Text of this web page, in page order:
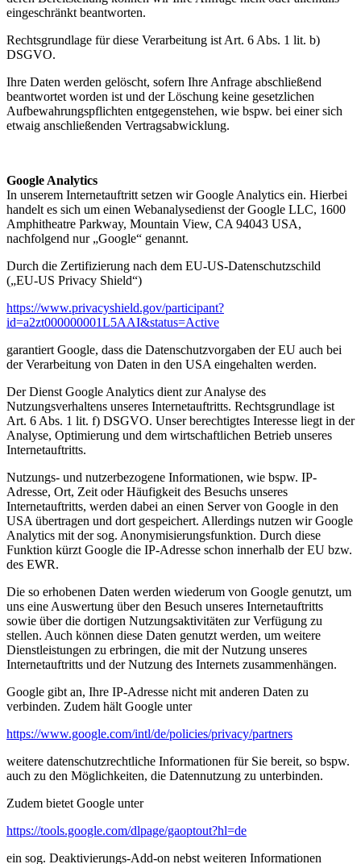
eingeschränkt beantworten.
Rechtsgrundlage für diese Verarbeitung ist Art. 6 Abs. 1 lit. b)
DSGVO.
Ihre Daten werden gelöscht, sofern Ihre Anfrage abschließend
beantwortet worden ist und der Löschung keine gesetzlichen
Aufbewahrungspflichten entgegenstehen, wie bspw. bei einer sich
etwaig anschließenden Vertragsabwicklung.
Google Analytics
In unserem Internetauftritt setzen wir Google Analytics ein. Hierbei
handelt es sich um einen Webanalysedienst der Google LLC, 1600
Amphitheatre Parkway, Mountain View, CA 94043 USA,
nachfolgend nur „Google“ genannt.
Durch die Zertifizierung nach dem EU-US-Datenschutzschild
(„EU-US Privacy Shield“)
https://www.privacyshield.gov/participant?
id=a2zt000000001L5AAI&status=Active
garantiert Google, dass die Datenschutzvorgaben der EU auch bei
der Verarbeitung von Daten in den USA eingehalten werden.
Der Dienst Google Analytics dient zur Analyse des
Nutzungsverhaltens unseres Internetauftritts. Rechtsgrundlage ist
Art. 6 Abs. 1 lit. f) DSGVO. Unser berechtigtes Interesse liegt in der
Analyse, Optimierung und dem wirtschaftlichen Betrieb unseres
Internetauftritts.
Nutzungs- und nutzerbezogene Informationen, wie bspw. IP-
Adresse, Ort, Zeit oder Häufigkeit des Besuchs unseres
Internetauftritts, werden dabei an einen Server von Google in den
USA übertragen und dort gespeichert. Allerdings nutzen wir Google
Analytics mit der sog. Anonymisierungsfunktion. Durch diese
Funktion kürzt Google die IP-Adresse schon innerhalb der EU bzw.
des EWR.
Die so erhobenen Daten werden wiederum von Google genutzt, um
uns eine Auswertung über den Besuch unseres Internetauftritts
sowie über die dortigen Nutzungsaktivitäten zur Verfügung zu
stellen. Auch können diese Daten genutzt werden, um weitere
Dienstleistungen zu erbringen, die mit der Nutzung unseres
Internetauftritts und der Nutzung des Internets zusammenhängen.
Google gibt an, Ihre IP-Adresse nicht mit anderen Daten zu
verbinden. Zudem hält Google unter
https://www.google.com/intl/de/policies/privacy/partners
weitere datenschutzrechtliche Informationen für Sie bereit, so bspw.
auch zu den Möglichkeiten, die Datennutzung zu unterbinden.
Zudem bietet Google unter
https://tools.google.com/dlpage/gaoptout?hl=de
ein sog. Deaktivierungs-Add-on nebst weiteren Informationen